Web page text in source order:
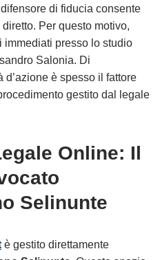
di fiducia consente
Per questo motivo,
immediati presso lo studio
Salonia. Di
è spesso il fattore
gestito dal legale
Online: Il
Selinunte
è gestito direttamente